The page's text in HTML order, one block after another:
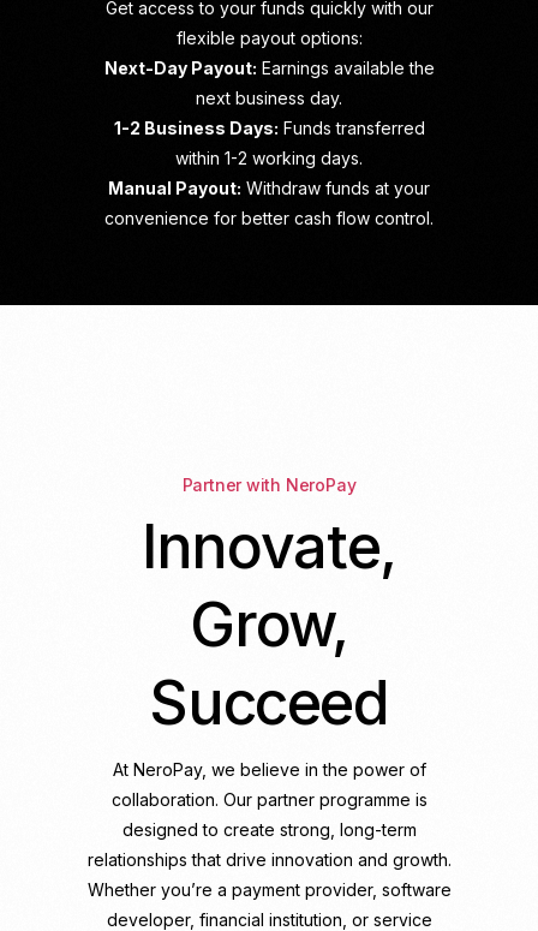
Get access to your funds quickly with our
flexible payout options:
Next-Day Payout: Earnings available the
next business day.
1-2 Business Days: Funds transferred
within 1-2 working days.
Manual Payout: Withdraw funds at your
convenience for better cash flow control.
Partner with NeroPay
Innovate,
Grow,
Succeed
At NeroPay, we believe in the power of
collaboration. Our partner programme is
designed to create strong, long-term
relationships that drive innovation and growth.
Whether you’re a payment provider, software
developer, financial institution, or service